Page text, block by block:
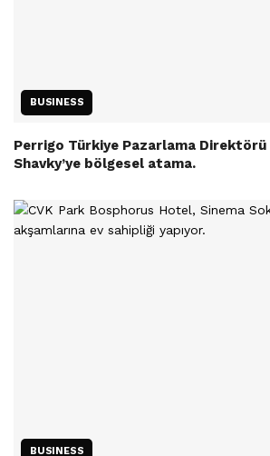
BUSINESS
Perrigo Türkiye Pazarlama Direktörü
Shavky’ye bölgesel atama.
BUSINESS